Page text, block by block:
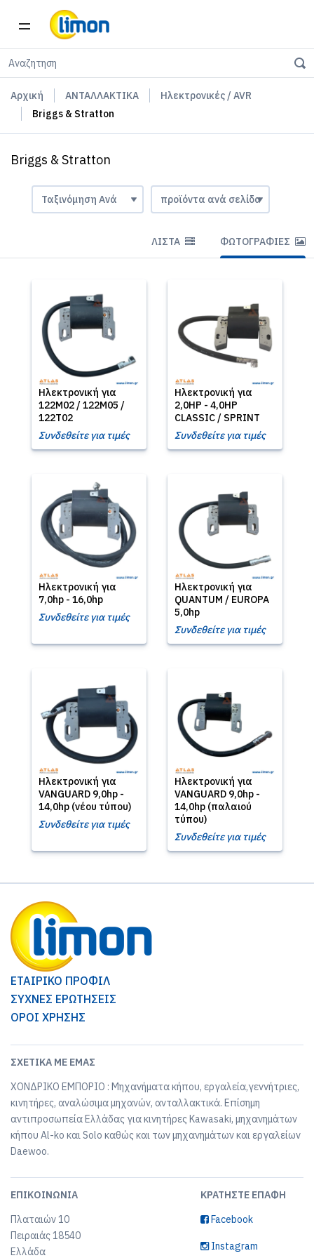
Αρχική ΑΝΤΑΛΛΑΚΤΙΚΑ
Ηλεκτρονικές / AVR
Briggs & Stratton
Briggs & Stratton
ΛΊΣΤΑ ΦΩΤΟΓΡΑΦΊΕΣ
Ηλεκτρονική για
122M02 / 122M05 /
122T02
Συνδεθείτε για τιμές
Ηλεκτρονική για
2,0HP - 4,0HP
CLASSIC / SPRINT
Συνδεθείτε για τιμές
Ηλεκτρονική για
7,0hp - 16,0hp
Συνδεθείτε για τιμές
Ηλεκτρονική για
QUANTUM / EUROPA
5,0hp
Συνδεθείτε για τιμές
Ηλεκτρονική για
VANGUARD 9,0hp -
14,0hp (νέου τύπου)
Συνδεθείτε για τιμές
Ηλεκτρονική για
VANGUARD 9,0hp -
14,0hp (παλαιού
τύπου)
Συνδεθείτε για τιμές
ΕΤΑΙΡΙΚΟ ΠΡΟΦΙΛ
ΣΥΧΝΕΣ ΕΡΩΤΗΣΕΙΣ
ΟΡΟΙ ΧΡΗΣΗΣ
ΣΧΕΤΙΚΆ ΜΕ ΕΜΆΣ
ΧΟΝΔΡΙΚΟ ΕΜΠΟΡΙΟ : Μηχανήματα κήπου, εργαλεία,γεννήτριες,
κινητήρες, αναλώσιμα μηχανών, ανταλλακτικά. Επίσημη
αντιπροσωπεία Ελλάδας για κινητήρες Kawasaki, μηχανημάτων
κήπου Al-ko και Solo καθώς και των μηχανημάτων και εργαλείων
Daewoo.
ΕΠΙΚΟΙΝΩΝΊΑ
Πλαταιών 10
Πειραιάς 18540
Ελλάδα
ΚΡΑΤΉΣΤΕ ΕΠΑΦΉ
Facebook
Instagram